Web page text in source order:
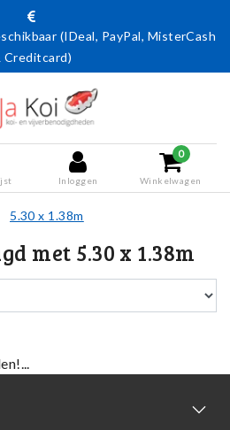
(IDeal, PayPal, MisterCash
Creditcard)
Inloggen
0
Winkelwagen
5.30 x 1.38m
met 5.30 x 1.38m